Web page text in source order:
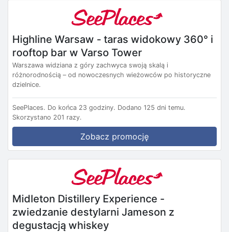
Highline Warsaw - taras widokowy 360° i
rooftop bar w Varso Tower
Warszawa widziana z góry zachwyca swoją skalą i
różnorodnością – od nowoczesnych wieżowców po historyczne
dzielnice.
SeePlaces. Do końca 23 godziny. Dodano 125 dni temu.
Skorzystano 201 razy.
Zobacz promocję
Midleton Distillery Experience -
zwiedzanie destylarni Jameson z
degustacją whiskey